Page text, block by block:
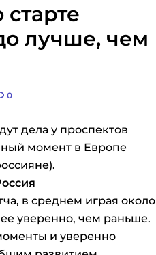
лучше, чем
0
дела у проспектов
момент в Европе
в среднем играя около
уверенно, чем раньше.
и уверенно